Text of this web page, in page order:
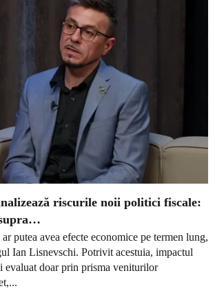
riscurile noii politici fiscale:
putea avea efecte economice pe termen lung,
Ian Lisnevschi. Potrivit acestuia, impactul
evaluat doar prin prisma veniturilor